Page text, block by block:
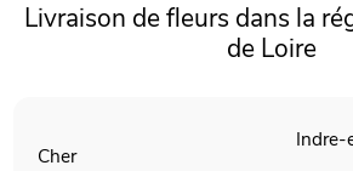
Livraison de fleurs dans la
de Loire
Cher
Indre-